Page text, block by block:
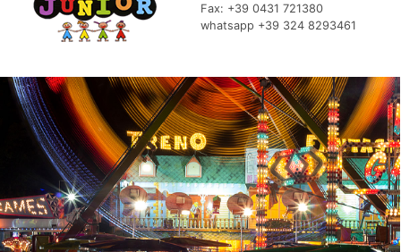
Fax: +39 0431 721380
whatsapp +39 324 8293461